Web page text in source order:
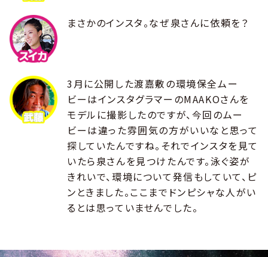
まさかのインスタ。なぜ泉さんに依頼を？
3月に公開した渡嘉敷の環境保全ムー
ビーはインスタグラマーのMAAKOさんを
モデルに撮影したのですが、今回のムー
ビーは違った雰囲気の方がいいなと思って
探していたんですね。それでインスタを見て
いたら泉さんを見つけたんです。泳ぐ姿が
きれいで、環境について発信もしていて、ピ
ンときました。ここまでドンピシャな人がい
るとは思っていませんでした。